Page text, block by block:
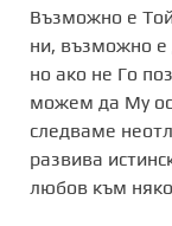
Възможно е
ни, възможно е
но ако не Го
можем да Му
следваме
развива
любов към